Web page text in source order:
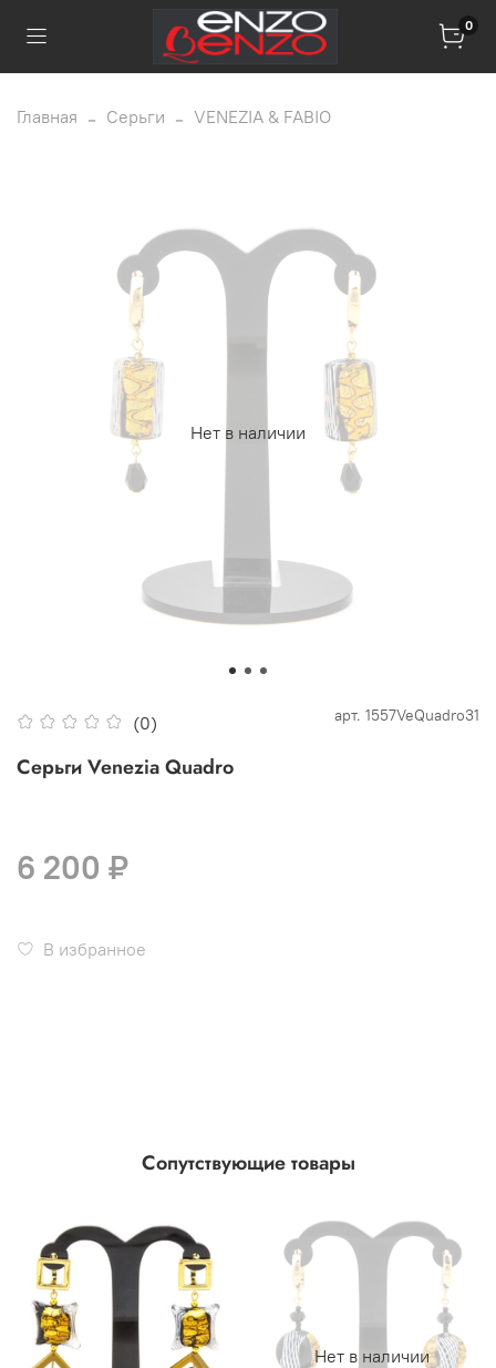
0
Главная Серьги VENEZIA & FABIO
Нет в наличии
(0) арт. 1557VeQuadro31
Серьги Venezia Quadro
6 200 ₽
В избранное
Сопутствующие товары
Нет в наличии